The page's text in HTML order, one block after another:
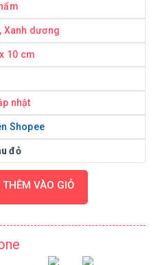
Xanh dương
10 cm
nhật
Shopee
đỏ
THÊM VÀO GIỎ